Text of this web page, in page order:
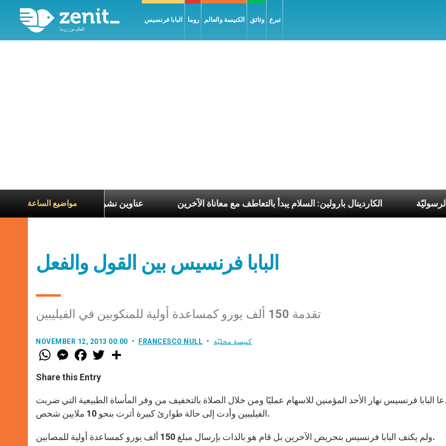
البابا فرنسيس روما الكنيسة والعالم وثائق تبرع
مواضيع الساعة
عناوين نشرة يوم الجمعة 7 آب 2026: السلام يُبنى بصبر يومًا بعد يوم الكاردينال بارولين: السلام يبدأ بالتعاطف مع معاناة الآخرين البابا الرسوليّة
البابا فرنسيس بين القول والفعل
تقدمة 150 ألف يورو كمساعدة أولية للمنكوبين في الفيليبين
NOVEMBER 12, 2013 00:00 FRANCESCO NULL كنيسة محليّة
W
h
t
s
p
p
M
e
s
e
g
e
r
F
a
e
b
o
k
w
r
Share this Entry
البابا فرنسيس نهار الأحد المؤمنين للاسهام عمليًا ومن خلال الصلاة بالتخفيف من وقر المأساة الطبيعية التي ضربت
الفيليبين وأدت إلى حالة طوارئ كبيرة أثرت بنحو 10 ملايين شخص.
ولم يكتف البابا فرنسيس بتحريض الآخرين بل قام هو بالذات بإرسال مبلغ 150 ألف يورو كمساعدة أولية للمصابين.